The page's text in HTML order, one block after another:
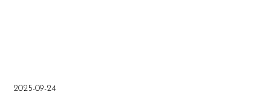
2025-09-24